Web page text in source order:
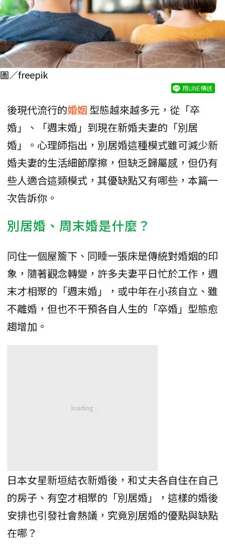
圖／freepik
用LINE傳送
後現代流行的婚姻 型態越來越多元，從「卒
婚」、「週末婚」到現在新婚夫妻的「別居
婚」。心理師指出，別居婚這種模式雖可減少新
婚夫妻的生活細節摩擦，但缺乏歸屬感，但仍有
些人適合這類模式，其優缺點又有哪些，本篇一
次告訴你。
別居婚、周末婚是什麼？
同住一個屋簷下、同睡一張床是傳統對婚姻的印
象，隨著觀念轉變，許多夫妻平日忙於工作，週
末才相聚的「週末婚」，或中年在小孩自立、雖
不離婚，但也不干預各自人生的「卒婚」型態愈
趨增加。
日本女星新垣結衣新婚後，和丈夫各自住在自己
的房子、有空才相聚的「別居婚」，這樣的婚後
安排也引發社會熱議，究竟別居婚的優點與缺點
在哪？